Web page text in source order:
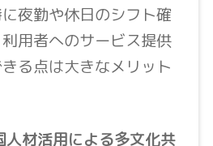
夜勤や休日のシフト確
用者へのサービス提供
る点は大きなメリット
材活用による多文化共